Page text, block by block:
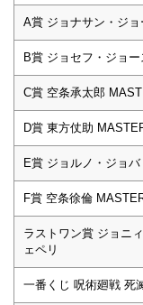
A賞 ジョナサン・ジ
B賞 ジョセフ・ジョ
C賞 空条承太郎
D賞 東方仗助
E賞 ジョルノ・ジョ
F賞 空条徐倫
ラストワン賞 ジョニ
ェペリ
一番くじ 呪術廻戦 死